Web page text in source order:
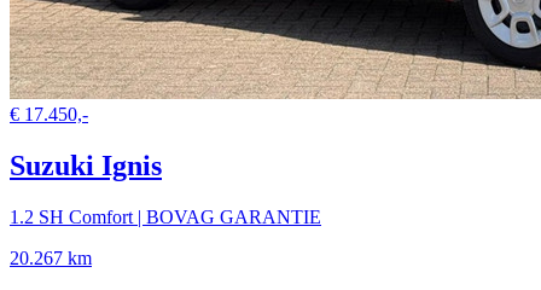
€ 17.450,-
Suzuki Ignis
1.2 SH Comfort | BOVAG GARANTIE
20.267 km